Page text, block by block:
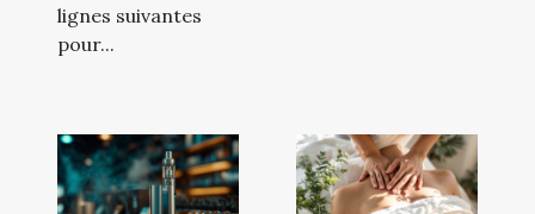
lignes suivantes
pour...